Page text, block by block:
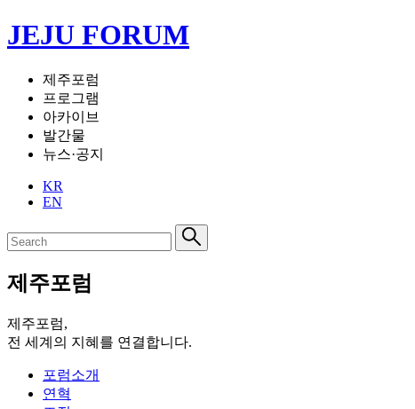
JEJU FORUM
제주포럼
프로그램
아카이브
발간물
뉴스·공지
KR
EN
제주포럼
제주포럼,
전 세계의 지혜를 연결합니다.
포럼소개
연혁